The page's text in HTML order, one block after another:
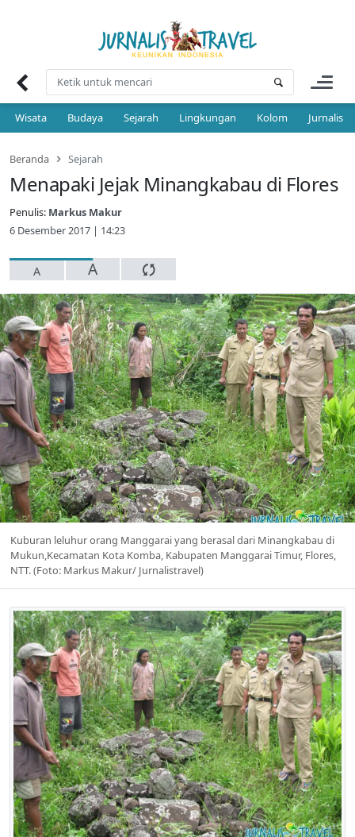
Wisata Budaya Sejarah Lingkungan Kolom Jurnalis
Beranda Sejarah
Menapaki Jejak Minangkabau di Flores
Penulis: Markus Makur
6 Desember 2017 | 14:23
A A
Kuburan leluhur orang Manggarai yang berasal dari Minangkabau di
Mukun,Kecamatan Kota Komba, Kabupaten Manggarai Timur, Flores,
NTT. (Foto: Markus Makur/ Jurnalistravel)